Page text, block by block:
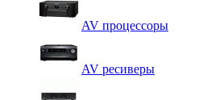
AV процессоры
AV ресиверы